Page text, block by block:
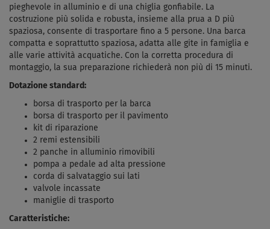
pieghevole in alluminio e di una chiglia gonfiabile. La
costruzione più solida e robusta, insieme alla prua a D più
spaziosa, consente di trasportare fino a 5 persone. Una barca
compatta e soprattutto spaziosa, adatta alle gite in famiglia e
alle varie attività acquatiche. Con la corretta procedura di
montaggio, la sua preparazione richiederà non più di 15 minuti.
Dotazione standard:
borsa di trasporto per la barca
borsa di trasporto per il pavimento
kit di riparazione
2 remi estensibili
2 panche in alluminio rimovibili
pompa a pedale ad alta pressione
corda di salvataggio sui lati
valvole incassate
maniglie di trasporto
Caratteristiche: